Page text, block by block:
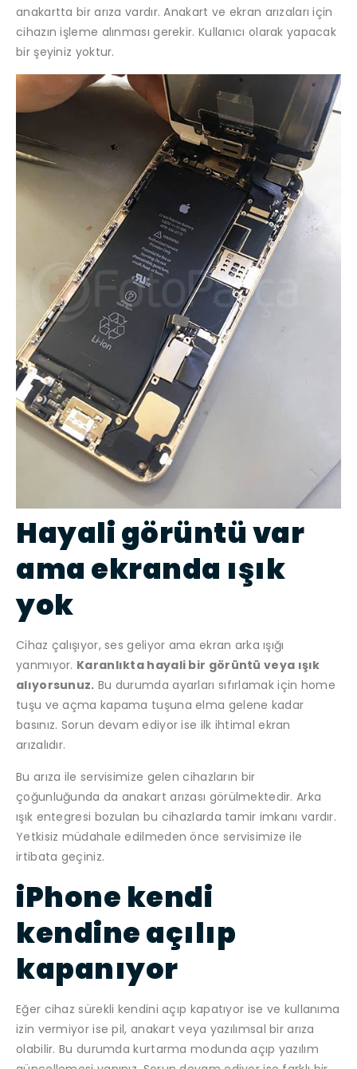
anakartta bir arıza vardır. Anakart ve ekran arızaları için
cihazın işleme alınması gerekir. Kullanıcı olarak yapacak
bir şeyiniz yoktur.
Hayali görüntü var
ama ekranda ışık
yok
Cihaz çalışıyor, ses geliyor ama ekran arka ışığı
yanmıyor. Karanlıkta hayali bir görüntü veya ışık
alıyorsunuz. Bu durumda ayarları sıfırlamak için home
tuşu ve açma kapama tuşuna elma gelene kadar
basınız. Sorun devam ediyor ise ilk ihtimal ekran
arızalıdır.
Bu arıza ile servisimize gelen cihazların bir
çoğunluğunda da anakart arızası görülmektedir. Arka
ışık entegresi bozulan bu cihazlarda tamir imkanı vardır.
Yetkisiz müdahale edilmeden önce servisimize ile
irtibata geçiniz.
iPhone kendi
kendine açılıp
kapanıyor
Eğer cihaz sürekli kendini açıp kapatıyor ise ve kullanıma
izin vermiyor ise pil, anakart veya yazılımsal bir arıza
olabilir. Bu durumda kurtarma modunda açıp yazılım